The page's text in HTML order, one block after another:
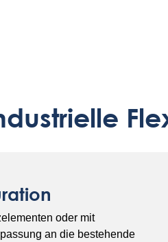
oder mit
an die bestehende